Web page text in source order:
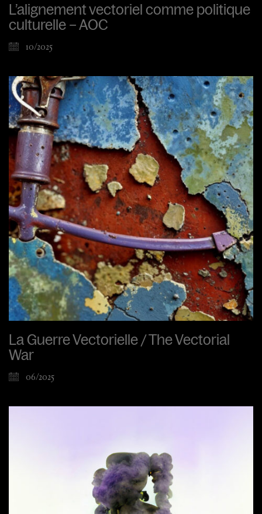
L’alignement vectoriel comme politique
culturelle – AOC
10/2025
La Guerre Vectorielle / The Vectorial
War
06/2025